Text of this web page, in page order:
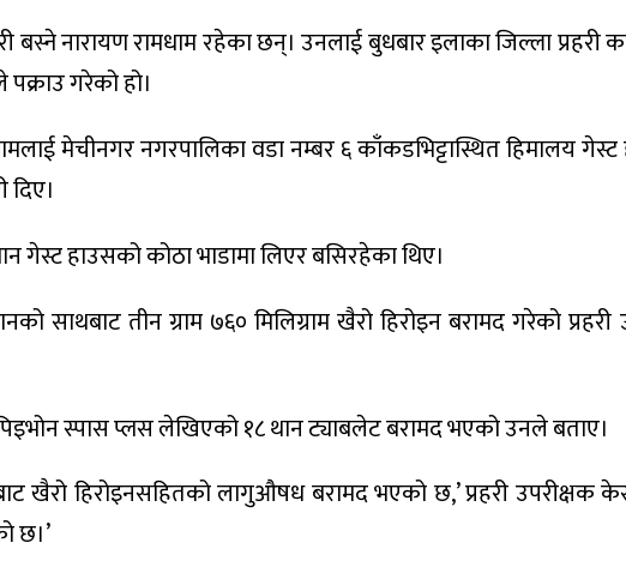
बस्ने नारायण रामधाम रहेका छन्। उनलाई बुधबार इलाका जिल्ला प्रहरी
गरेको हो।
मेचीनगर नगरपालिका वडा नम्बर ६ काँकडभिट्टास्थित हिमालय
दिए।
गेस्ट हाउसको कोठा भाडामा लिएर बसिरहेका थिए।
साथबाट तीन ग्राम ७६० मिलिग्राम खैरो हिरोइन बरामद गरेको प्रहरी
स्पास प्लस लेखिएको १८ थान ट्याबलेट बरामद भएको उनले बताए।
खैरो हिरोइनसहितको लागुऔषध बरामद भएको छ,’ प्रहरी उपरीक्षक
छ।’